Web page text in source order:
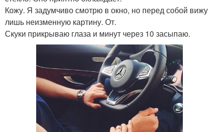
Кожу. Я задумчиво смотрю в окно, но перед собой вижу
лишь неизменную картину. От.
Скуки прикрываю глаза и минут через 10 засыпаю.